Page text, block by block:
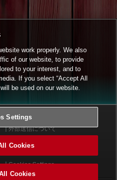
利用規約
外部送信について
Cookies Settings
work properly. We also
of our website, to provide
to your interest, and to
If you select “Accept All
be used on our website.
Settings
Cookies
Cookies